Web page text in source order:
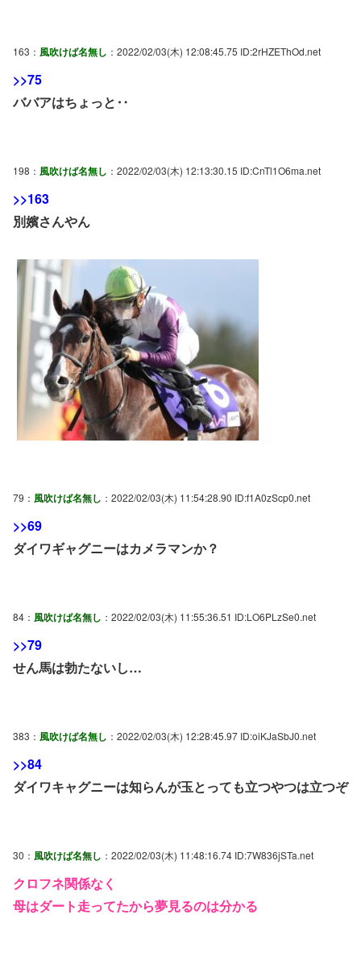
163： 風吹けば名無し ：2022/02/03(木) 12:08:45.75 ID:2rHZEThOd.net
>>75
ババアはちょっと‥
198： 風吹けば名無し ：2022/02/03(木) 12:13:30.15 ID:CnTl1O6ma.net
>>163
別嬪さんやん
79： 風吹けば名無し ：2022/02/03(木) 11:54:28.90 ID:f1A0zScp0.net
>>69
ダイワギャグニーはカメラマンか？
84： 風吹けば名無し ：2022/02/03(木) 11:55:36.51 ID:LO6PLzSe0.net
>>79
せん馬は勃たないし…
383： 風吹けば名無し ：2022/02/03(木) 12:28:45.97 ID:oiKJaSbJ0.net
>>84
ダイワキャグニーは知らんが玉とっても立つやつは立つぞ
30： 風吹けば名無し ：2022/02/03(木) 11:48:16.74 ID:7W836jSTa.net
クロフネ関係なく
母はダート走ってたから夢見るのは分かる